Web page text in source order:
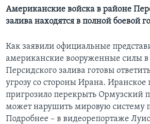
поискДИСКУССИЯ VOA
ДЕТАЛИ
НЬЮ-ЙОРК NEW YORK
АМЕРИКА. БОЛЬШОЕ ПУТЕШЕСТВИЕ
АРТЕФАКТЫ
АМЕРИКАНСКИЕ ГОРОДКИ
ЗА СВОБОДУ ПРЕССЫ
УЧИМ АНГЛИЙСКИЙ
ВИДЕО
ПОДПИСКА НА НОВОСТИ
Learning English
СОЦИАЛЬНЫЕ СЕТИ
Американские войска в районе
залива находятся в полной боевой
Как заявили официальные
американские вооруженные силы в
Персидского залива готовы
угрозу со стороны Ирана. Иранское
пригрозило перекрыть Ормузский
может нарушить мировую систему
Подробнее – в видеорепортаже